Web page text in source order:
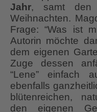
Jahr, samt den
Weihnachten.
Frage: “Was ist
Autorin möchte
dem eigenen
Zuge dessen
“Lene” einfach
ebenfalls
blütenreichen,
den eigenen